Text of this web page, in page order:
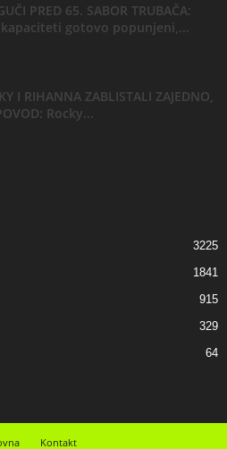
PRED 65. SABOR TRUBAČA:
gotovo popunjeni,...
I RIHANNA ZABLISTALI ZAJEDNO,
Rocky...
3225
1841
915
329
64
Kontakt